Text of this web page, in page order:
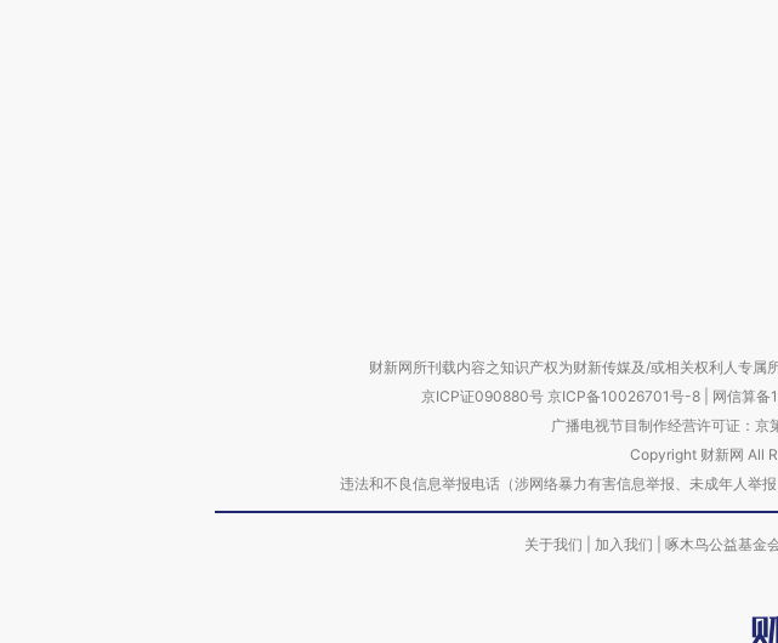
财新网所刊载内容之知识产权为财新传媒及/或相关权利人专属
京ICP证090880号 京ICP备10026701号-8 网信算
广播电视节目制作经营许可证：京
Copyright 财新网 All
违法和不良信息举报电话（涉网络暴力有害信息举报、未成年人
关于我们 加入我们 啄木鸟公益基金